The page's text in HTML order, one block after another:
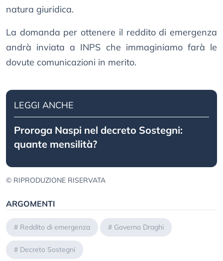
natura giuridica.
La domanda per ottenere il reddito di emergenza
andrà inviata a INPS che immaginiamo farà le
dovute comunicazioni in merito.
LEGGI ANCHE
Proroga Naspi nel decreto Sostegni:
quante mensilità?
© RIPRODUZIONE RISERVATA
ARGOMENTI
# Reddito di emergenza # Governo Draghi
# Decreto Sostegni